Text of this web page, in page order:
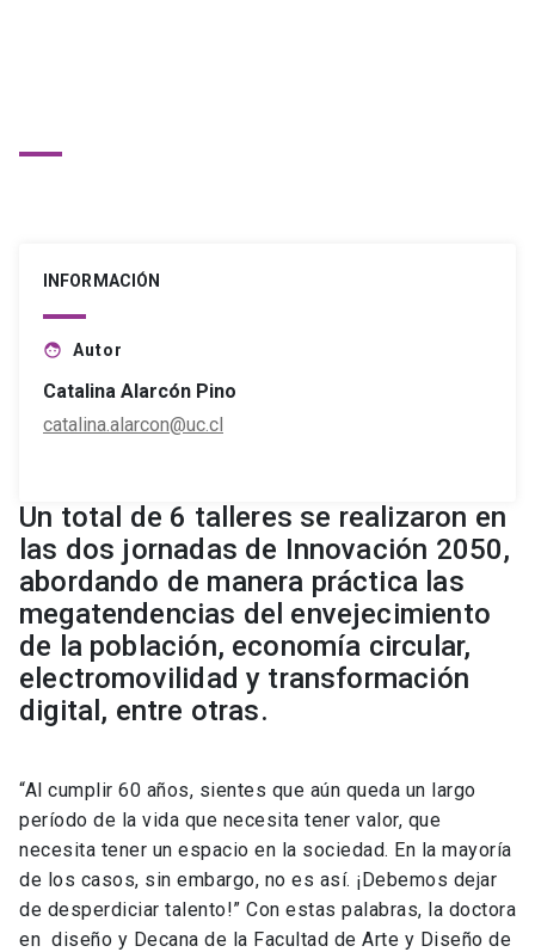
INFORMACIÓN
face Autor
Catalina Alarcón Pino
catalina.alarcon@uc.cl
Un total de 6 talleres se realizaron en
las dos jornadas de Innovación 2050,
abordando de manera práctica las
megatendencias del envejecimiento
de la población, economía circular,
electromovilidad y transformación
digital, entre otras.
“Al cumplir 60 años, sientes que aún queda un largo
período de la vida que necesita tener valor, que
necesita tener un espacio en la sociedad. En la mayoría
de los casos, sin embargo, no es así. ¡Debemos dejar
de desperdiciar talento!” Con estas palabras, la doctora
en diseño y Decana de la Facultad de Arte y Diseño de